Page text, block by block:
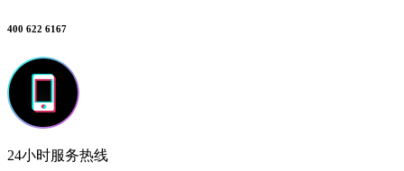
400 622 6167
24小时服务热线